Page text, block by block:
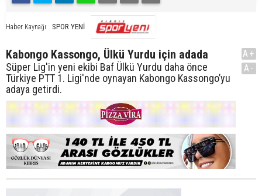
Haber Kaynağı SPOR YENİ
Kabongo Kassongo, Ülkü Yurdu için adada
Süper Lig'in yeni ekibi Baf Ülkü Yurdu daha önce
Türkiye PTT 1. Ligi'nde oynayan Kabongo Kassongo’yu
adaya getirdi.
A+
A-